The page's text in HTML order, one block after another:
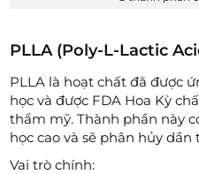
PLLA (Poly-L-Lactic
PLLA là hoạt chất đã được
học và được FDA Hoa Kỳ
thẩm mỹ. Thành phần này
học cao và sẽ phân hủy dần
Vai trò chính: